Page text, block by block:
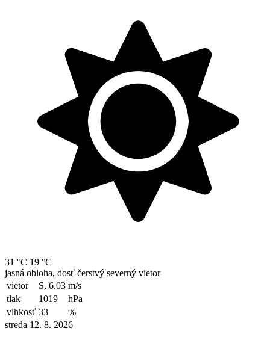
31 °C 19 °C
jasná obloha, dosť čerstvý severný vietor
vietor
S, 6.03 m/s
tlak
1019
hPa
vlhkosť 33
%
streda 12. 8. 2026